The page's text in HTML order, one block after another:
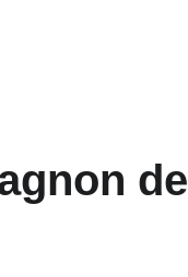
de